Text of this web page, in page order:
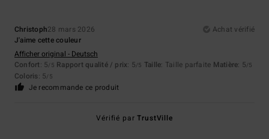
Christoph28 mars 2026
Achat vérifié
J'aime cette couleur
Afficher original - Deutsch
Confort: 5/5 Rapport qualité / prix: 5/5 Taille: Taille parfaite Matière: 5/5
Coloris: 5/5
Je recommande ce produit
Vérifié parTrustVille